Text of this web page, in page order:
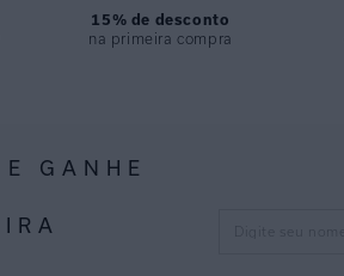
15% de desconto
na primeira compra
GANHE